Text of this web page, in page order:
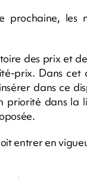
prochaine, les
des prix et
prix. Dans cet
dans ce
priorité dans la
entrer en